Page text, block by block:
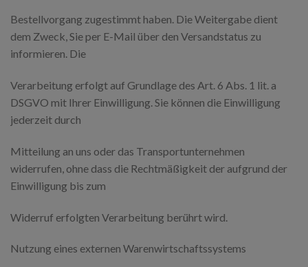
Bestellvorgang zugestimmt haben. Die Weitergabe dient
dem Zweck, Sie per E-Mail über den Versandstatus zu
informieren. Die
Verarbeitung erfolgt auf Grundlage des Art. 6 Abs. 1 lit. a
DSGVO mit Ihrer Einwilligung. Sie können die Einwilligung
jederzeit durch
Mitteilung an uns oder das Transportunternehmen
widerrufen, ohne dass die Rechtmäßigkeit der aufgrund der
Einwilligung bis zum
Widerruf erfolgten Verarbeitung berührt wird.
Nutzung eines externen Warenwirtschaftssystems